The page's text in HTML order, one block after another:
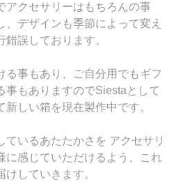
クセサリーはもちろんの事
、デザインも季節によって変え
誤しております。
る事もあり、ご自分用でもギフ
事もありますのでSiestaとして
新しい箱を現在製作中です。
ているあたたかさを アクセサリ
に感じていただけるよう、これ
していきます。